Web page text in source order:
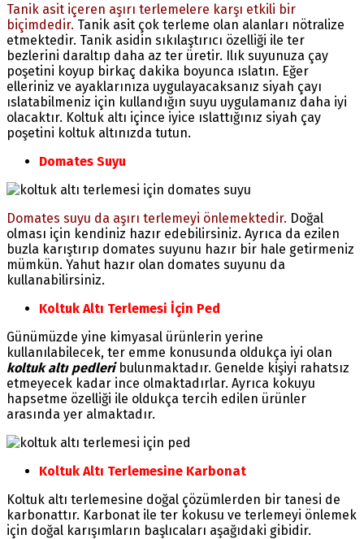
Tanik asit içeren aşırı terlemelere karşı etkili bir
biçimdedir. Tanik asit çok terleme olan alanları nötralize
etmektedir. Tanik asidin sıkılaştırıcı özelliği ile ter
bezlerini daraltıp daha az ter üretir. Ilık suyunuza çay
poşetini koyup birkaç dakika boyunca ıslatın. Eğer
elleriniz ve ayaklarınıza uygulayacaksanız siyah çayı
ıslatabilmeniz için kullandığın suyu uygulamanız daha iyi
olacaktır. Koltuk altı içince iyice ıslattığınız siyah çay
poşetini koltuk altınızda tutun.
Domates Suyu
Domates suyu da aşırı terlemeyi önlemektedir. Doğal
olması için kendiniz hazır edebilirsiniz. Ayrıca da ezilen
buzla karıştırıp domates suyunu hazır bir hale getirmeniz
mümkün. Yahut hazır olan domates suyunu da
kullanabilirsiniz.
Koltuk Altı Terlemesi İçin Ped
Günümüzde yine kimyasal ürünlerin yerine
kullanılabilecek, ter emme konusunda oldukça iyi olan
koltuk altı pedleribulunmaktadır. Genelde kişiyi rahatsız
etmeyecek kadar ince olmaktadırlar. Ayrıca kokuyu
hapsetme özelliği ile oldukça tercih edilen ürünler
arasında yer almaktadır.
Koltuk Altı Terlemesine Karbonat
Koltuk altı terlemesine doğal çözümlerden bir tanesi de
karbonattır. Karbonat ile ter kokusu ve terlemeyi önlemek
için doğal karışımların başlıcaları aşağıdaki gibidir.